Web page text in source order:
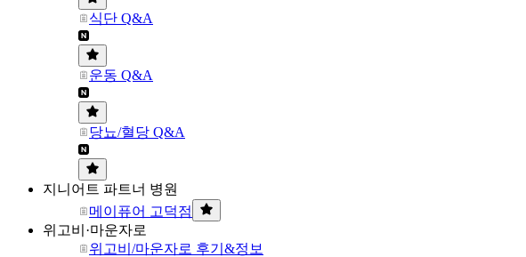
식단 Q&A
운동 Q&A
당뇨/혈당 Q&A
지니어트 파트너 병원
메이퓨어 고덕점
위고비·마운자로
위고비/마운자로 후기&정보